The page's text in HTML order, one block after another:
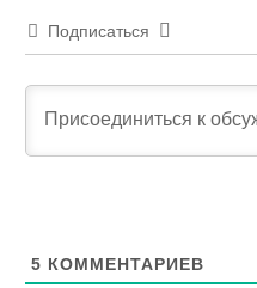
Подписаться
5 КОММЕНТАРИЕВ